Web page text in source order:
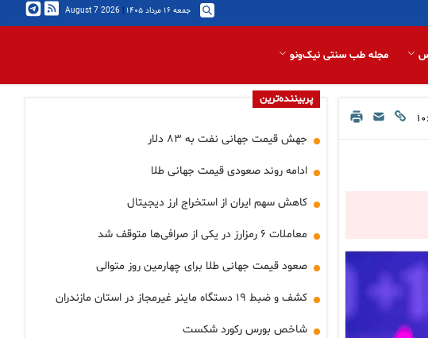
جمعه ۱۶ مرداد ۱۴۰۵ |
2026 August 7
مجله طب سنتی نیک‌ونو
پربیننده‌ترین
جهش قیمت جهانی نفت به ۸۳ دلار
ادامه روند صعودی قیمت جهانی طلا
کاهش سهم ایران از استخراج ارز دیجیتال
معاملات ۶ رمزارز در یکی از صرافی‌ها متوقف شد
صعود قیمت جهانی طلا برای چهارمین روز متوالی
کشف و ضبط ۱۹ دستگاه ماینر غیرمجاز در استان مازندران
شاخص بورس رکورد شکست